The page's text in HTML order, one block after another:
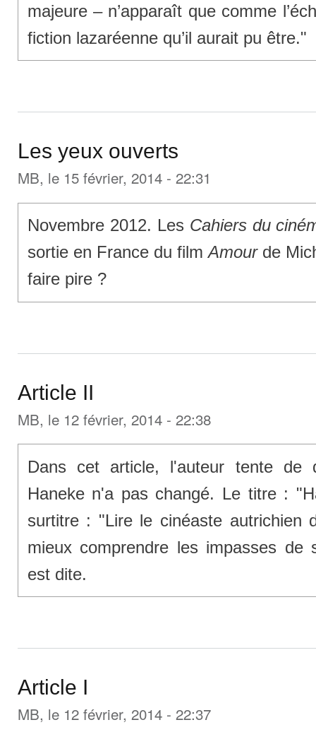
majeure – n’apparaît que comme
fiction lazaréenne qu’il aurait pu être."
Les yeux ouverts
MB, le 15 février, 2014 - 22:31
Novembre 2012. Les Cahiers du
sortie en France du filmAmourde
faire pire ?
Article II
MB, le 12 février, 2014 - 22:38
Dans cet article, l'auteur tente de
Haneke n'a pas changé. Le titre :
surtitre : "Lire le cinéaste autrichien
mieux comprendre les impasses de
est dite.
Article I
MB, le 12 février, 2014 - 22:37